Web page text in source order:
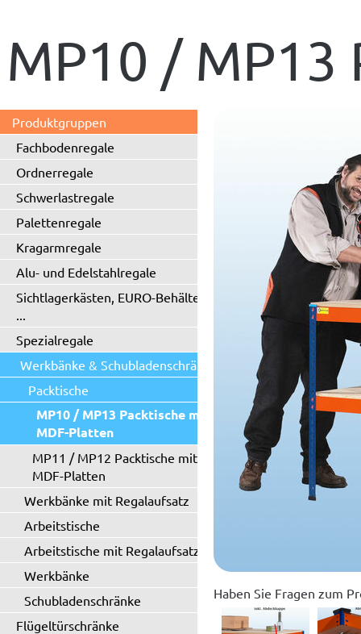
MP10 / MP13
Produktgruppen
Fachbodenregale
Ordnerregale
Schwerlastregale
Palettenregale
Kragarmregale
Alu- und Edelstahlregale
Sichtlagerkästen, EURO-Behälter
...
Spezialregale
Werkbänke & Schubladenschränke
Packtische
MP10 / MP13 Packtische mit
MDF-Platten
MP11 / MP12 Packtische mit
MDF-Platten
Werkbänke mit Regalaufsatz
Arbeitstische
Arbeitstische mit Regalaufsatz
Werkbänke
Schubladenschränke
Flügeltürschränke
Haben Sie Fragen zum